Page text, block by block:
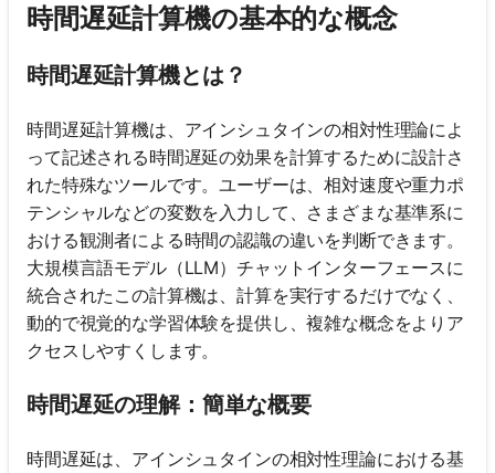
時間遅延計算機の基本的な概念
時間遅延計算機とは？
時間遅延計算機は、アインシュタインの相対性理論によ
って記述される時間遅延の効果を計算するために設計さ
れた特殊なツールです。ユーザーは、相対速度や重力ポ
テンシャルなどの変数を入力して、さまざまな基準系に
おける観測者による時間の認識の違いを判断できます。
大規模言語モデル（LLM）チャットインターフェースに
統合されたこの計算機は、計算を実行するだけでなく、
動的で視覚的な学習体験を提供し、複雑な概念をよりア
クセスしやすくします。
時間遅延の理解：簡単な概要
時間遅延は、アインシュタインの相対性理論における基